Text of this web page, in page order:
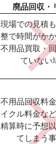
廃品回収・
現場での見積
整で時間がか
不用品買取・
ていない
不用品回収料
イクル料金な
精算時に予想
てしまう